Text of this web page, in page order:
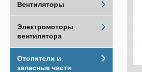
Вентиляторы
Электромоторы
вентилятора
Отопители и
запасные части